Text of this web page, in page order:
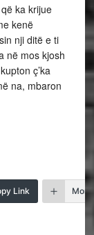
ka krijue
kenë
nji ditë e ti
në mos kjosh
ç’ka
na, mbaron
Link More